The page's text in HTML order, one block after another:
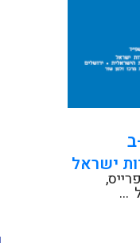
ישראל
...